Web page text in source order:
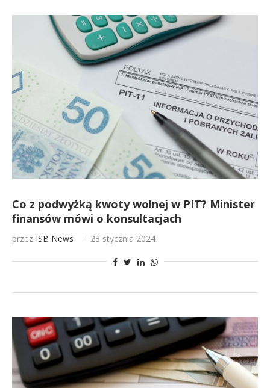
Co z podwyżką kwoty wolnej w PIT? Minister
finansów mówi o konsultacjach
przez ISB News 23 stycznia 2024